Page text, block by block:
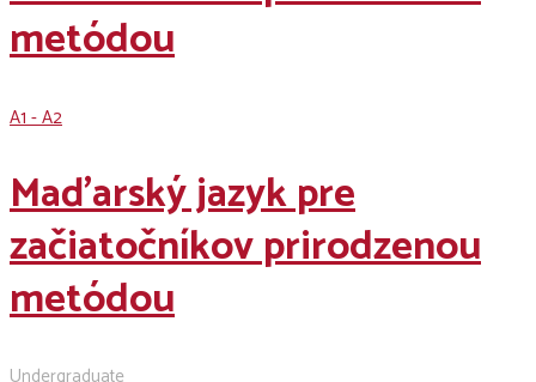
metódou
A1 - A2
Maďarský jazyk pre
začiatočníkov prirodzenou
metódou